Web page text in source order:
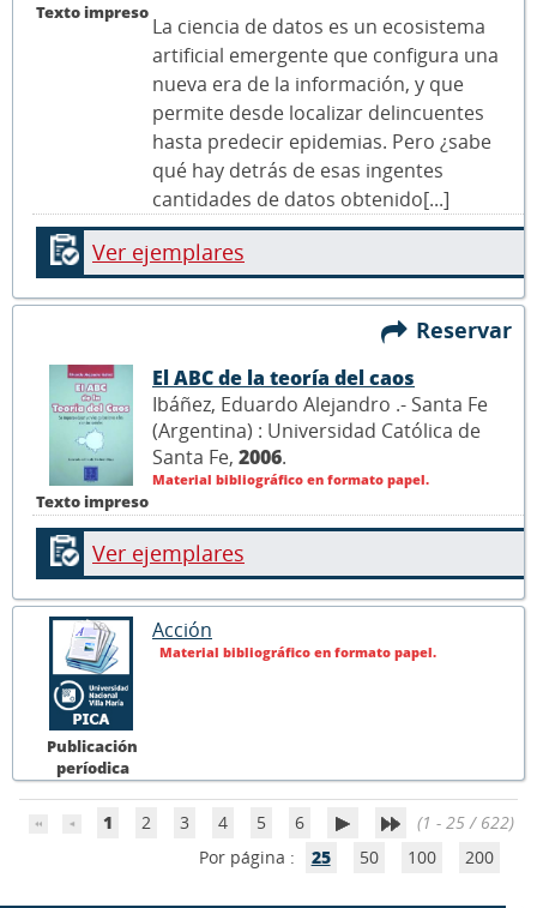
Texto impreso
La ciencia de datos es un ecosistema
artificial emergente que configura una
nueva era de la información, y que
permite desde localizar delincuentes
hasta predecir epidemias. Pero ¿sabe
qué hay detrás de esas ingentes
cantidades de datos obtenido[...]
Ver ejemplares
Reservar
Texto impreso
El ABC de la teoría del caos
Ibáñez, Eduardo Alejandro .- Santa Fe
(Argentina) : Universidad Católica de
Santa Fe, 2006.
Material bibliográfico en formato papel.
Ver ejemplares
Publicación
períodica
Acción
Material bibliográfico en formato papel.
1 2 3 4 5 6
(1 - 25 / 622)
Por página :
25 50 100 200